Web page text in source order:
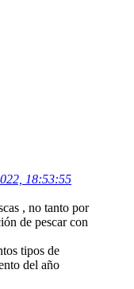
18:53:55
, no tanto por
de pescar con
tipos de
del año